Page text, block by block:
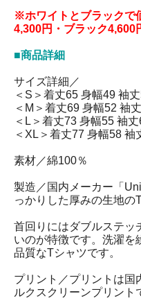
※ホワイトとブラックで
4,300円・ブラック4,600
■商品詳細
サイズ詳細／
＜S＞着丈65 身幅49 袖
＜M＞着丈69 身幅52 袖
＜L＞着丈73 身幅55 袖丈
＜XL＞着丈77 身幅58 袖
素材／綿100％
製造／国内メーカー「
っかりした厚みの生地の
首回りにはダブルステッ
いのが特徴です。洗濯を
品質なTシャツです。
プリント／プリントは国
ルクスクリーンプリント